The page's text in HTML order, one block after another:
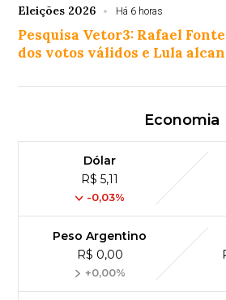
Eleições 2026 Há 6 horas
Pesquisa Vetor3: Rafael
dos votos válidos e Lula
Economia
Dólar
R$ 5,11
-0,03%
Peso Argentino
R$ 0,00
+0,00%